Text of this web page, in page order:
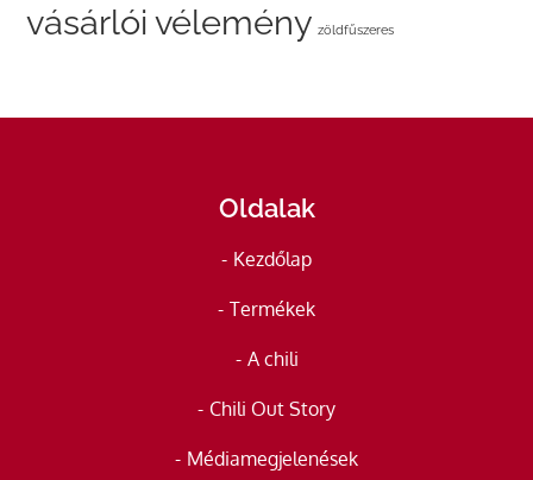
vásárlói vélemény zöldfűszeres
Oldalak
Kezdőlap
Termékek
A chili
Chili Out Story
Médiamegjelenések